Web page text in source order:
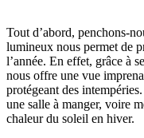
Tout d’abord, penchons-
lumineux nous permet de
l’année. En effet, grâce à
nous offre une vue
protégeant des
une salle à manger, voire
chaleur du soleil en hiver.